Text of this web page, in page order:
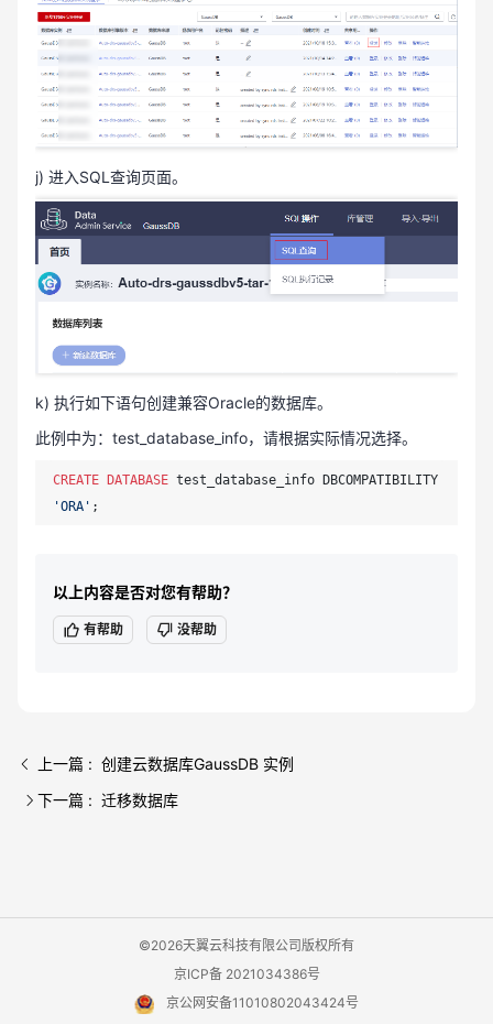
j) 进入SQL查询页面。
k) 执行如下语句创建兼容Oracle的数据库。
此例中为：test_database_info，请根据实际情况选择。
CREATE DATABASE
test_database_info DBCOMPATIBILITY
'ORA'
以上内容是否对您有帮助？
有帮助 没帮助
上一篇 : 创建云数据库GaussDB 实例
下一篇 : 迁移数据库
©2026天翼云科技有限公司版权所有
京ICP备 2021034386号
京公网安备11010802043424号